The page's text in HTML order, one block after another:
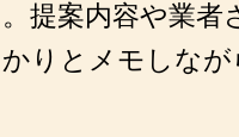
提案内容や業者
りとメモしなが